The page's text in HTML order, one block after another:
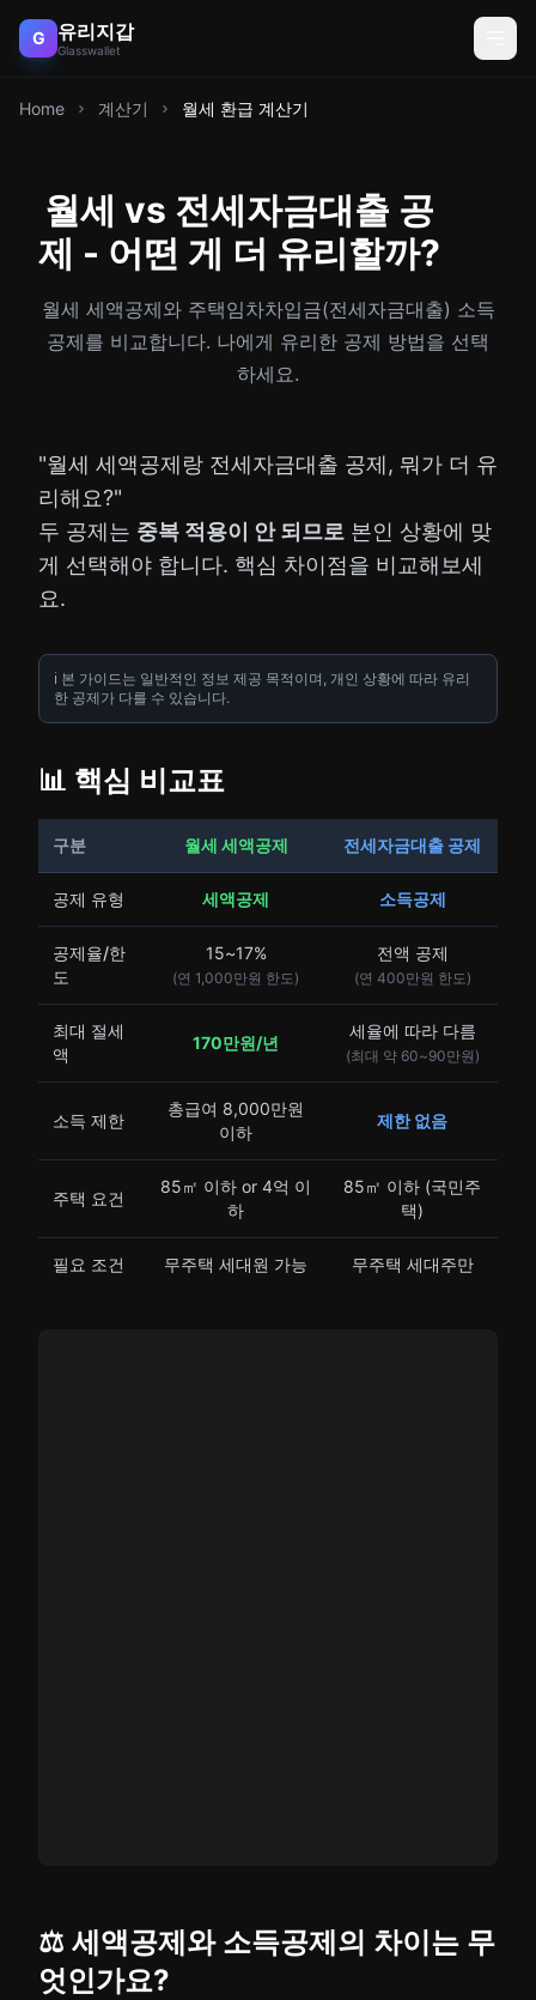
G 유리지갑
Glasswallet
Home 계산기 월세 환급 계산기
월세 vs 전세자금대출 공
제 - 어떤 게 더 유리할까?
월세 세액공제와 주택임차차입금(전세자금대출) 소득
공제를 비교합니다. 나에게 유리한 공제 방법을 선택
하세요.
"월세 세액공제랑 전세자금대출 공제, 뭐가 더 유
리해요?"
두 공제는 중복 적용이 안 되므로 본인 상황에 맞
게 선택해야 합니다. 핵심 차이점을 비교해보세
요.
ℹ️ 본 가이드는 일반적인 정보 제공 목적이며, 개인 상황에 따라 유리
한 공제가 다를 수 있습니다.
📊 핵심 비교표
구분 월세 세액공제 전세자금대출 공제
공제 유형 세액공제 소득공제
공제율/한
도
15~17%
(연 1,000만원 한도)
전액 공제
(연 400만원 한도)
최대 절세
액
170만원/년
세율에 따라 다름
(최대 약 60~90만원)
소득 제한
총급여 8,000만원
이하
제한 없음
주택 요건
85㎡ 이하 or 4억 이
하
85㎡ 이하 (국민주
택)
필요 조건 무주택 세대원 가능 무주택 세대주만
⚖️ 세액공제와 소득공제의 차이는 무
엇인가요?